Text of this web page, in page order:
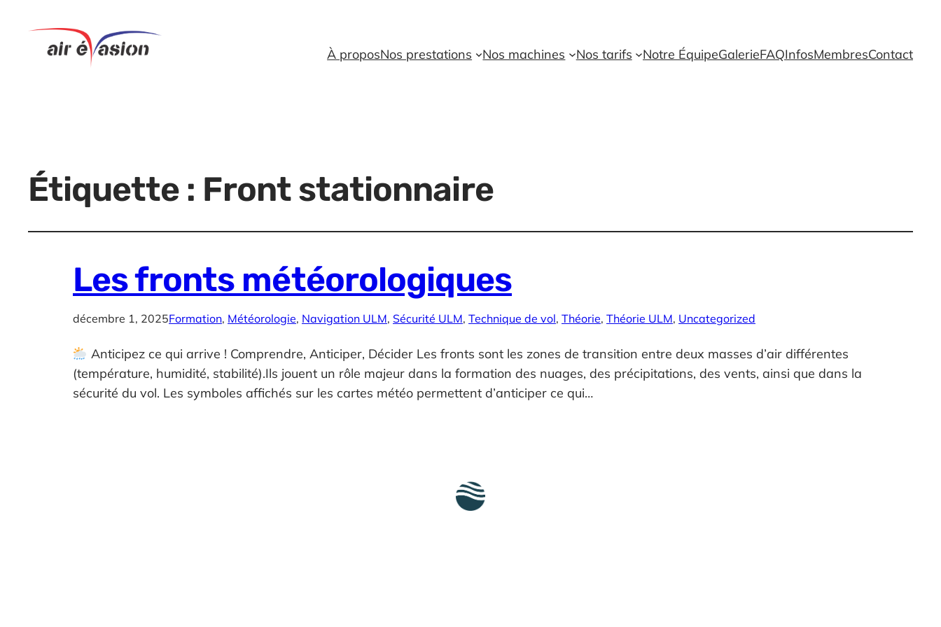
À proposNos prestations Nos machines Nos tarifs Notre ÉquipeGalerieFAQInfosMembresContact
Étiquette : Front stationnaire
Les fronts météorologiques
décembre 1, 2025Formation, Météorologie, Navigation ULM, Sécurité ULM, Technique de vol, Théorie, Théorie ULM, Uncategorized
Anticipez ce qui arrive ! Comprendre, Anticiper, Décider Les fronts sont les zones de transition entre deux masses d’air différentes
(température, humidité, stabilité).Ils jouent un rôle majeur dans la formation des nuages, des précipitations, des vents, ainsi que dans la
sécurité du vol. Les symboles affichés sur les cartes météo permettent d’anticiper ce qui…